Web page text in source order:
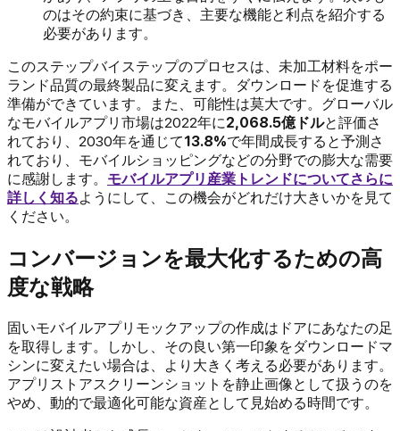
のはその約束に基づき、主要な機能と利点を紹介する
必要があります。
このステップバイステップのプロセスは、未加工材料をポー
ランド品質の最終製品に変えます。ダウンロードを促進する
準備ができています。また、可能性は莫大です。グローバル
なモバイルアプリ市場は2022年に2,068.5億ドルと評価さ
れており、2030年を通じて13.8%で年間成長すると予測さ
れており、モバイルショッピングなどの分野での膨大な需要
に感謝します。 モバイルアプリ産業トレンドについてさらに
詳しく知るようにして、この機会がどれだけ大きいかを見て
ください。
コンバージョンを最大化するための高
度な戦略
固いモバイルアプリモックアップの作成はドアにあなたの足
を取得します。しかし、その良い第一印象をダウンロードマ
シンに変えたい場合は、より大きく考える必要があります。
アプリストアスクリーンショットを静止画像として扱うのを
やめ、動的で最適化可能な資産として見始める時間です。